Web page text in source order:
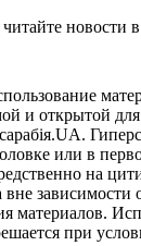
новости
и открытой
или в
на
вне зависимости
материалов.
при